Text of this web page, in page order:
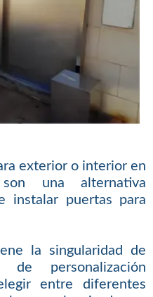
exterior o interior en
una alternativa
instalar puertas para
la singularidad de
personalización
entre diferentes